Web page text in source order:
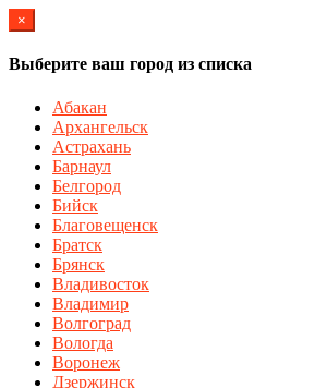
×
Выберите ваш город из списка
Абакан
Архангельск
Астрахань
Барнаул
Белгород
Бийск
Благовещенск
Братск
Брянск
Владивосток
Владимир
Волгоград
Вологда
Воронеж
Дзержинск